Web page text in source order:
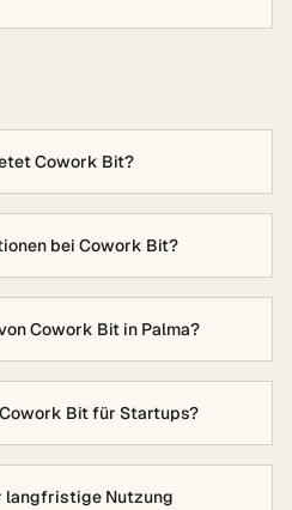
Cowork Bit?
bei Cowork Bit?
Cowork Bit in Palma?
Bit für Startups?
langfristige Nutzung